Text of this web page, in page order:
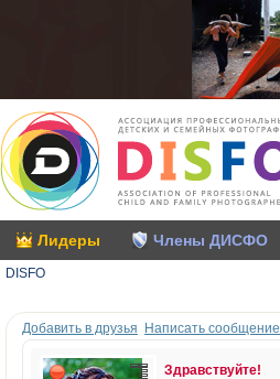
Лидеры Члены ДИСФО
DISFO
Добавить в друзья Написать сообщение
Здравствуйте!